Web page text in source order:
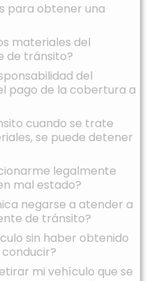
para obtener una
materiales del
de tránsito?
del
pago de la cobertura a
cuando se trate
se puede detener
legalmente
mal estado?
negarse a atender a
de tránsito?
sin haber obtenido
mi vehículo que se